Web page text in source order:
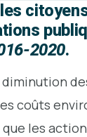
2020.
coûts
les